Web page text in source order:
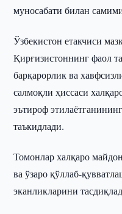
муносабати билан
Ўзбекистон етакчиси
Қирғизистоннинг фаол
барқарорлик ва
салмоқли ҳиссаси
эътироф
таъкидлади.
Томонлар халқаро
ва ўзаро қўллаб-
эканликларини